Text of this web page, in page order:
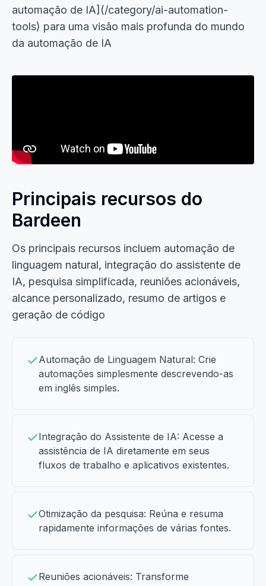
automação de IA](/category/ai-automation-
tools) para uma visão mais profunda do mundo
da automação de IA
Principais recursos do
Bardeen
Os principais recursos incluem automação de
linguagem natural, integração do assistente de
IA, pesquisa simplificada, reuniões acionáveis,
alcance personalizado, resumo de artigos e
geração de código
Automação de Linguagem Natural: Crie
automações simplesmente descrevendo-as
em inglês simples.
Integração do Assistente de IA: Acesse a
assistência de IA diretamente em seus
fluxos de trabalho e aplicativos existentes.
Otimização da pesquisa: Reúna e resuma
rapidamente informações de várias fontes.
Reuniões acionáveis: Transforme